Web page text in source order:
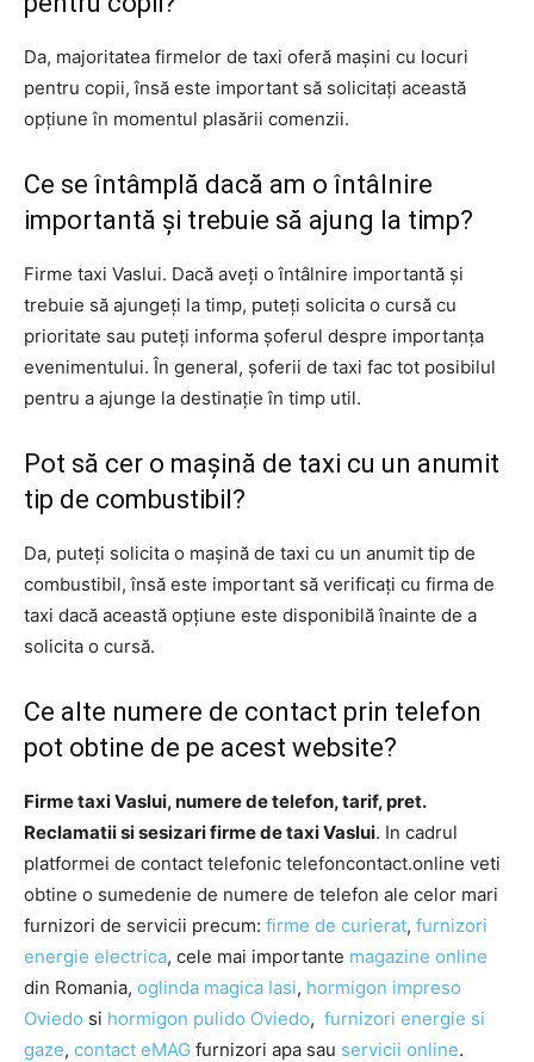
Da, majoritatea firmelor de taxi oferă mașini cu locuri
pentru copii, însă este important să solicitați această
opțiune în momentul plasării comenzii.
Ce se întâmplă dacă am o întâlnire
importantă și trebuie să ajung la timp?
Firme taxi Vaslui. Dacă aveți o întâlnire importantă și
trebuie să ajungeți la timp, puteți solicita o cursă cu
prioritate sau puteți informa șoferul despre importanța
evenimentului. În general, șoferii de taxi fac tot posibilul
pentru a ajunge la destinație în timp util.
Pot să cer o mașină de taxi cu un anumit
tip de combustibil?
Da, puteți solicita o mașină de taxi cu un anumit tip de
combustibil, însă este important să verificați cu firma de
taxi dacă această opțiune este disponibilă înainte de a
solicita o cursă.
Ce alte numere de contact prin telefon
pot obtine de pe acest website?
Firme taxi Vaslui, numere de telefon, tarif, pret.
Reclamatii si sesizari firme de taxi Vaslui. In cadrul
platformei de contact telefonic telefoncontact.online veti
obtine o sumedenie de numere de telefon ale celor mari
furnizori de servicii precum: firme de curierat, furnizori
energie electrica, cele mai importante magazine online
din Romania, oglinda magica Iasi, hormigon impreso
Oviedo si hormigon pulido Oviedo, furnizori energie si
gaze, contact eMAG furnizori apa sau servicii online.